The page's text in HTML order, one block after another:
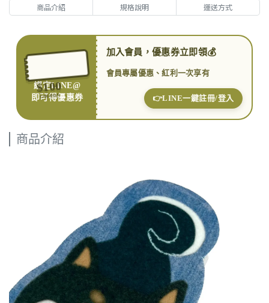
商品介紹 規格說明 運送方式
$100
COUPON
綁定LINE@
即可得優惠券
加入會員，優惠券立即領💰
會員專屬優惠、紅利一次享有
👉LINE一鍵註冊/登入
商品介紹